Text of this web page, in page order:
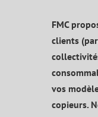
FMC
clients
vos
copieurs.